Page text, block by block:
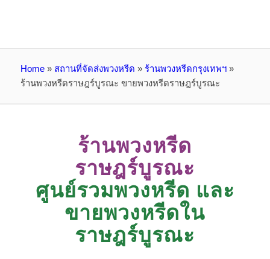
Home» สถานที่จัดส่งพวงหรีด » ร้านพวงหรีดกรุงเทพฯ»
ร้านพวงหรีดราษฎร์บูรณะ ขายพวงหรีดราษฎร์บูรณะ
ร้านพวงหรีด
ราษฎร์บูรณะ
ศูนย์รวมพวงหรีด และ
ขายพวงหรีดใน
ราษฎร์บูรณะ